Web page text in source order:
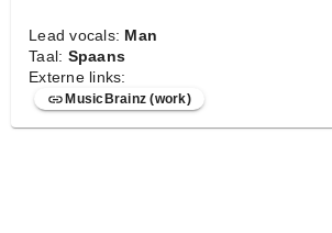
Lead vocals: Man
Taal: Spaans
Externe links:
MusicBrainz (work)